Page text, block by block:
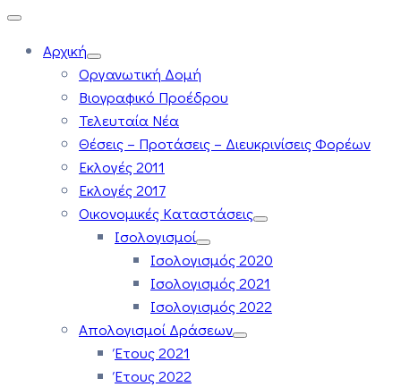
Αρχική
Οργανωτική Δομή
Βιογραφικό Προέδρου
Τελευταία Νέα
Θέσεις – Προτάσεις – Διευκρινίσεις Φορέων
Εκλογές 2011
Εκλογές 2017
Οικονομικές Καταστάσεις
Ισολογισμοί
Ισολογισμός 2020
Ισολογισμός 2021
Ισολογισμός 2022
Απολογισμοί Δράσεων
Έτους 2021
Έτους 2022